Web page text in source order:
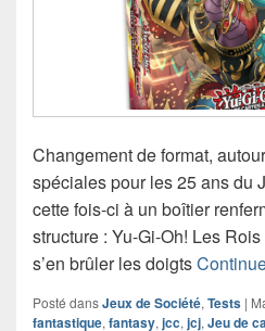
Changement de format,
spéciales pour les 25 ans du
cette fois-ci à un boîtier
structure : Yu-Gi-Oh! Les
s’en brûler les doigts
Posté dansJeux de Société, Tests |
fantastique, fantasy, jcc, jcj, Jeu de